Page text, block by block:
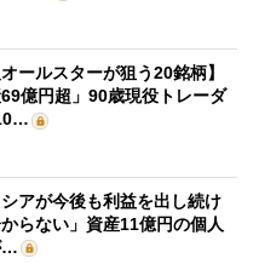
オールスターが狙う20銘柄】
69億円超」90歳現役トレーダ
シアが今後も利益を出し続け
らない」資産11億円の個人
…